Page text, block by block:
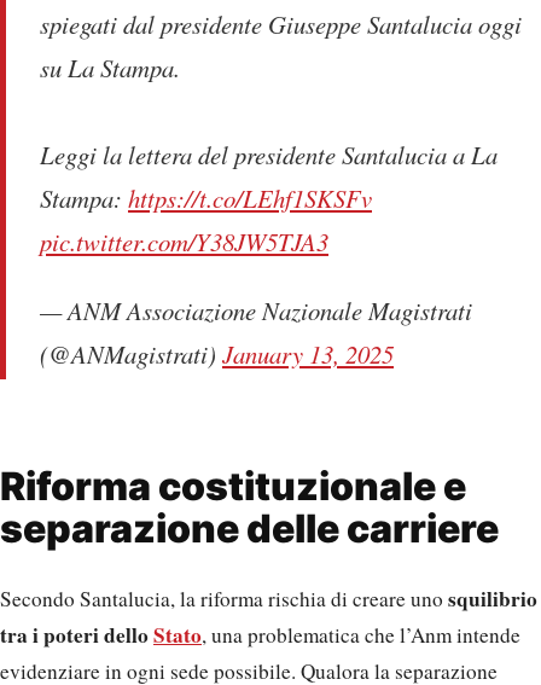
spiegati dal presidente Giuseppe Santalucia oggi
su La Stampa.
Leggi la lettera del presidente Santalucia a La
Stampa: https://t.co/LEhf1SKSFv
pic.twitter.com/Y38JW5TJA3
— ANM Associazione Nazionale Magistrati
(@ANMagistrati) January 13, 2025
Riforma costituzionale e
separazione delle carriere
Secondo Santalucia, la riforma rischia di creare uno squilibrio
tra i poteri delloStato, una problematica che l’Anm intende
evidenziare in ogni sede possibile. Qualora la separazione